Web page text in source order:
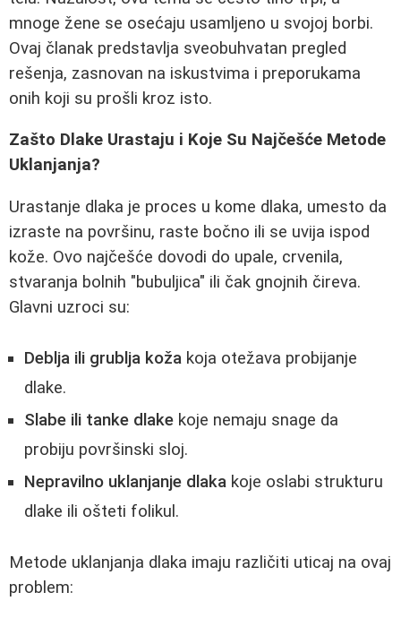
mnoge žene se osećaju usamljeno u svojoj borbi.
Ovaj članak predstavlja sveobuhvatan pregled
rešenja, zasnovan na iskustvima i preporukama
onih koji su prošli kroz isto.
Zašto Dlake Urastaju i Koje Su Najčešće Metode
Uklanjanja?
Urastanje dlaka je proces u kome dlaka, umesto da
izraste na površinu, raste bočno ili se uvija ispod
kože. Ovo najčešće dovodi do upale, crvenila,
stvaranja bolnih "bubuljica" ili čak gnojnih čireva.
Glavni uzroci su:
Deblja ili grublja koža koja otežava probijanje
dlake.
Slabe ili tanke dlake koje nemaju snage da
probiju površinski sloj.
Nepravilno uklanjanje dlaka koje oslabi strukturu
dlake ili ošteti folikul.
Metode uklanjanja dlaka imaju različiti uticaj na ovaj
problem: